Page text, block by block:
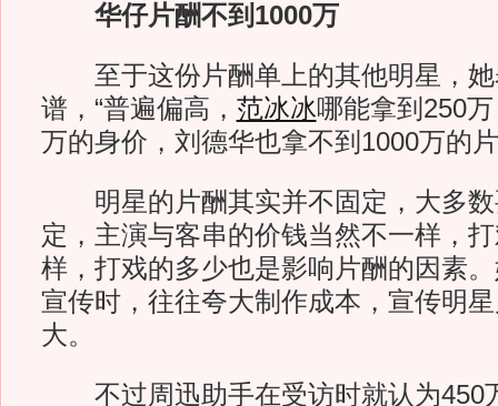
华仔片酬不到1000万
至于这份片酬单上的其他明星，她
谱，“普遍偏高， 范冰冰哪能拿到250
万的身价，刘德华也拿不到1000万的
明星的片酬其实并不固定，大多数
定，主演与客串的价钱当然不一样，
样，打戏的多少也是影响片酬的因素
宣传时，往往夸大制作成本，宣传明
大。
不过周迅助手在受访时就认为450